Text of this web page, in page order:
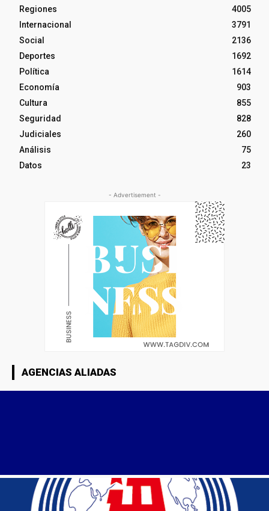
Regiones
4005
Internacional
3791
Social
2136
Deportes
1692
Política
1614
Economía
903
Cultura
855
Seguridad
828
Judiciales
260
Análisis
75
Datos
23
- Advertisement -
AGENCIAS ALIADAS